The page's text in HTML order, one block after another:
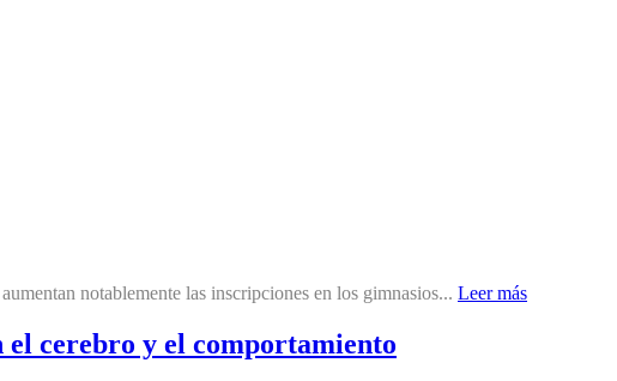
notablemente las inscripciones en los gimnasios... Leer más
cerebro y el comportamiento